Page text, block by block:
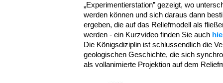
„Experimentierstation” gezeigt, wo
werden können und sich daraus dann
ergeben, die auf das Reliefmodell als
werden - ein Kurzvideo finden Sie auch
Die Königsdiziplin ist schlussendlich die
geologischen Geschichte, die sich
als vollanimierte Projektion auf dem